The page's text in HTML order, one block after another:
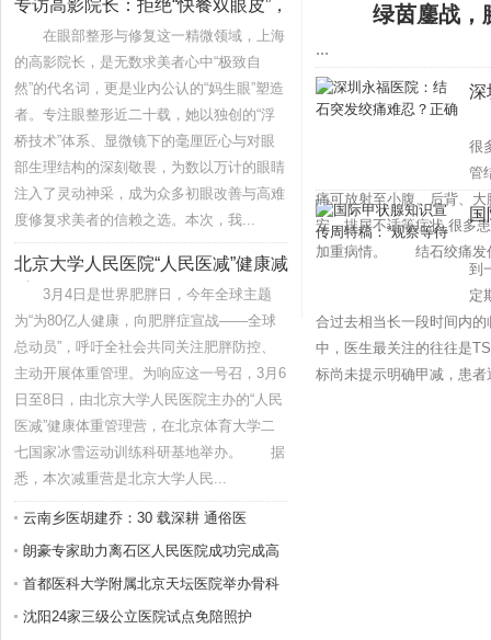
专访高影院长：拒绝“快餐双眼皮”，
在眼部整形与修复这一精微领域，上海
的高影院长，是无数求美者心中“极致自
然”的代名词，更是业内公认的“妈生眼”塑造
者。专注眼整形近二十载，她以独创的“浮
桥技术”体系、显微镜下的毫厘匠心与对眼
部生理结构的深刻敬畏，为数以万计的眼睛
注入了灵动神采，成为众多初眼改善与高难
度修复求美者的信赖之选。本次，我...
北京大学人民医院“人民医减”健康减
3月4日是世界肥胖日，今年全球主题
为“为80亿人健康，向肥胖症宣战——全球
总动员”，呼吁全社会共同关注肥胖防控、
主动开展体重管理。为响应这一号召，3月6
日至8日，由北京大学人民医院主办的“人民
医减”健康体重管理营，在北京体育大学二
七国家冰雪运动训练科研基地举办。 据
悉，本次减重营是北京大学人民...
云南乡医胡建乔：30 载深耕 通俗医
朗豪专家助力离石区人民医院成功完成高
首都医科大学附属北京天坛医院举办骨科
沈阳24家三级公立医院试点免陪照护
绿茵鏖战
...
深
很
管
痛可放射至小腹、后背、
安、排尿不适等症状,很多
加重病情。 结石绞痛发
在
到
定
合过去相当长一段时间内
中，医生最关注的往往是
标尚未提示明确甲减，患